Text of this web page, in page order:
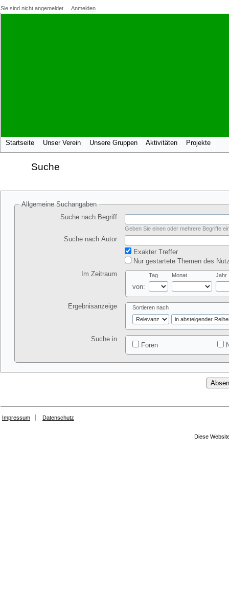
Sie sind nicht angemeldet. Anmelden
Startseite Unser Verein Unsere Gruppen Aktivitäten Projekte
Suche
Allgemeine Suchangaben
Suche nach Begriff
Geben Sie einen oder mehrere Begriffe
Suche nach Autor
Exakter Treffer
Nur gestartete Themen des
Im Zeitraum
von:
Tag Monat Jahr
Ergebnisanzeige Sortieren nach
Suche in
Foren
Impressum Datenschutz
Diese